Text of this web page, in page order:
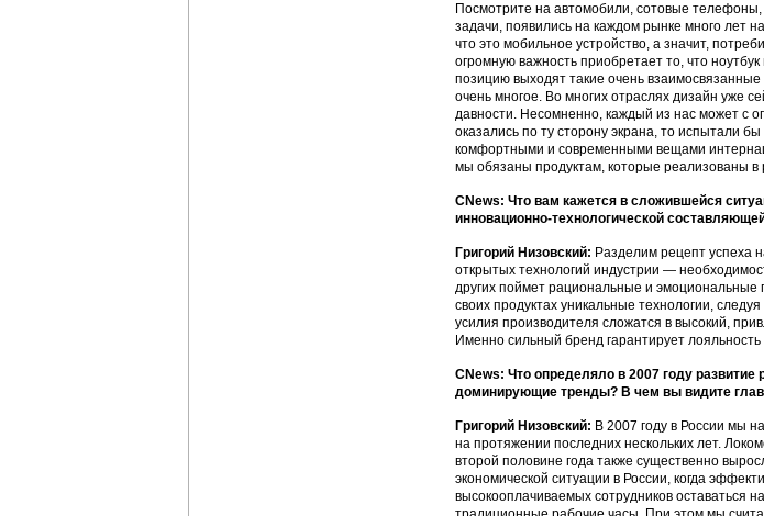
Посмотрите на автомобили, сотовые
задачи, появились на каждом рынке много лет
что это мобильное устройство, а значит,
огромную важность приобретает то, что
позицию выходят такие очень
очень многое. Во многих отраслях дизайн уже
давности. Несомненно, каждый из нас может с
оказались по ту сторону экрана, то испытали
комфортными и современными вещами
мы обязаны продуктам, которые реализованы в
CNews: Что вам кажется в сложившейся
инновационно-технологической
Григорий Низовский: Разделим рецепт успеха
открытых технологий индустрии —
других поймет рациональные и эмоциональные
своих продуктах уникальные технологии,
усилия производителя сложатся в высокий,
Именно сильный бренд гарантирует
CNews: Что определяло в 2007 году
доминирующие тренды? В чем вы видите
Григорий Низовский: В 2007 году в России мы
на протяжении последних нескольких лет.
второй половине года также существенно
экономической ситуации в России, когда
высокооплачиваемых сотрудников оставаться